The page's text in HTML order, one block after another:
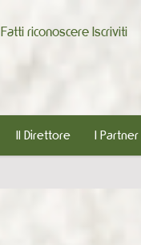
Fatti riconoscere Iscriviti
Il Direttore I Partner